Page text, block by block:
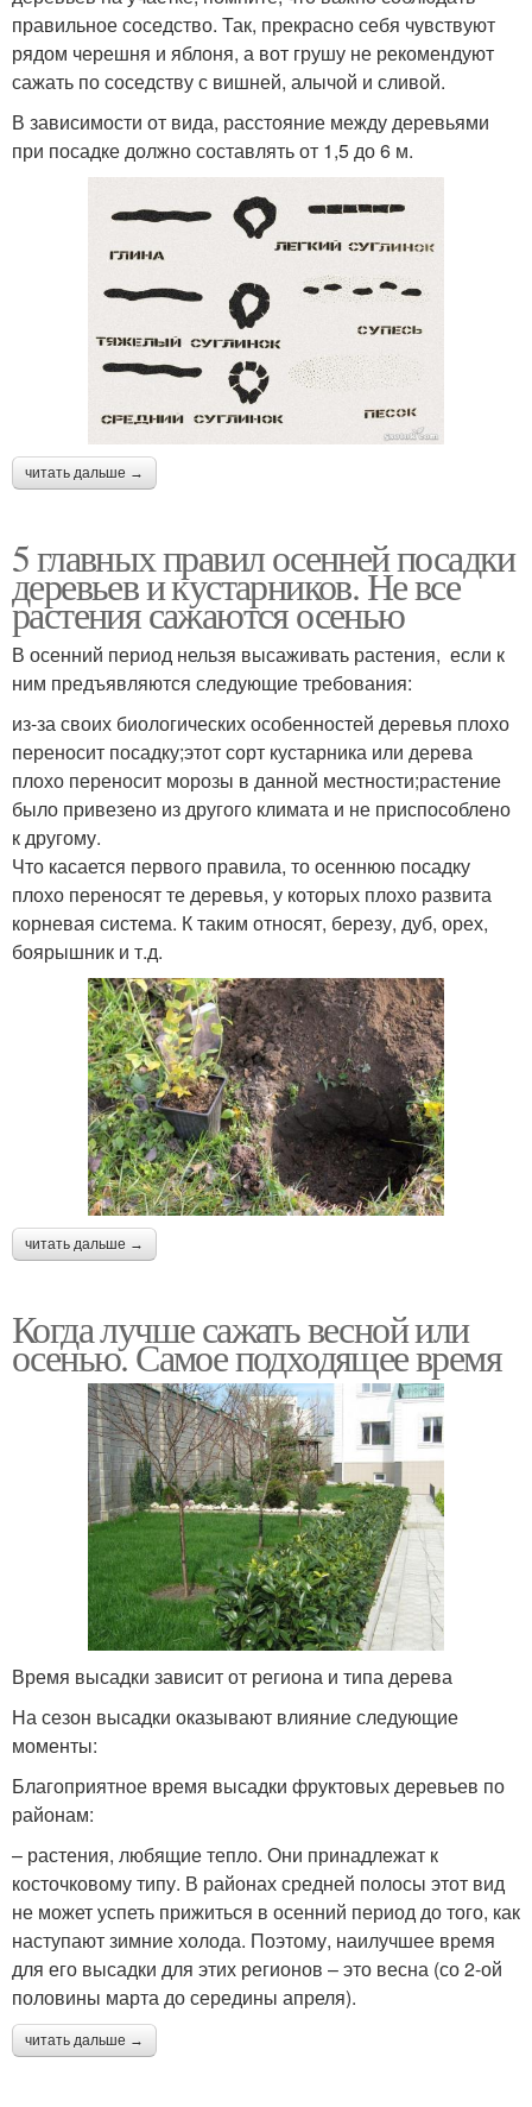
правильное соседство. Так, прекрасно себя чувствуют
рядом черешня и яблоня, а вот грушу не рекомендуют
сажать по соседству с вишней, алычой и сливой.
В зависимости от вида, расстояние между деревьями
при посадке должно составлять от 1,5 до 6 м.
читать дальше →
5 главных правил осенней посадки
деревьев и кустарников. Не все
растения сажаются осенью
В осенний период нельзя высаживать растения, если к
ним предъявляются следующие требования:
из-за своих биологических особенностей деревья плохо
переносит посадку;этот сорт кустарника или дерева
плохо переносит морозы в данной местности;растение
было привезено из другого климата и не приспособлено
к другому.
Что касается первого правила, то осеннюю посадку
плохо переносят те деревья, у которых плохо развита
корневая система. К таким относят, березу, дуб, орех,
боярышник и т.д.
читать дальше →
Когда лучше сажать весной или
осенью. Самое подходящее время
Время высадки зависит от региона и типа дерева
На сезон высадки оказывают влияние следующие
моменты:
Благоприятное время высадки фруктовых деревьев по
районам:
– растения, любящие тепло. Они принадлежат к
косточковому типу. В районах средней полосы этот вид
не может успеть прижиться в осенний период до того, как
наступают зимние холода. Поэтому, наилучшее время
для его высадки для этих регионов – это весна (со 2-ой
половины марта до середины апреля).
читать дальше →